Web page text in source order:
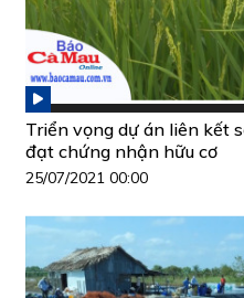
Triển vọng dự án liên kết
đạt chứng nhận hữu cơ
25/07/2021 00:00